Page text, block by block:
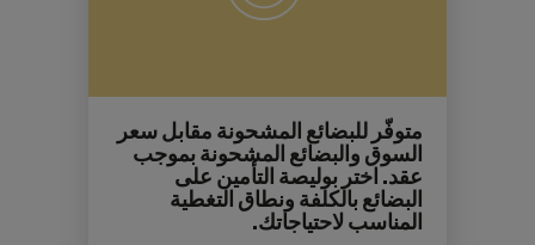
متوفّر للبضائع المشحونة مقابل سعر
السوق والبضائع المشحونة بموجب
عقد. اختر بوليصة التأمين على
البضائع بالكلفة ونطاق التغطية
المناسب لاحتياجاتك.